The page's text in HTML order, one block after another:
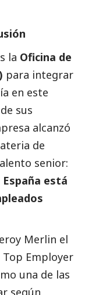
la Oficina de
para integrar
en este
sus
alcanzó
de
senior:
está
Merlin el
Employer
una de las
según